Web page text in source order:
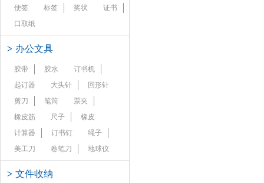
便签
标签 奖状
证书
口取纸
> 办公文具
胶带 胶水
订书机
起订器
大头针
回形针
剪刀
笔筒
票夹
橡皮筋
尺子
橡皮
计算器
订书钉
绳子
美工刀
卷笔刀 地球仪
> 文件收纳